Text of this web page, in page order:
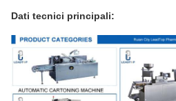
Dati tecnici principali: